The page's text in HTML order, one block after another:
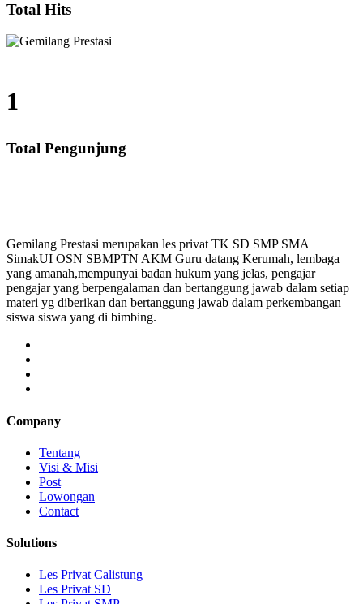
Total Hits
1
Total Pengunjung
Gemilang Prestasi merupakan les privat TK SD SMP SMA
SimakUI OSN SBMPTN AKM Guru datang Kerumah, lembaga
yang amanah,mempunyai badan hukum yang jelas, pengajar
pengajar yang berpengalaman dan bertanggung jawab dalam setiap
materi yg diberikan dan bertanggung jawab dalam perkembangan
siswa siswa yang di bimbing.
Company
Tentang
Visi & Misi
Post
Lowongan
Contact
Solutions
Les Privat Calistung
Les Privat SD